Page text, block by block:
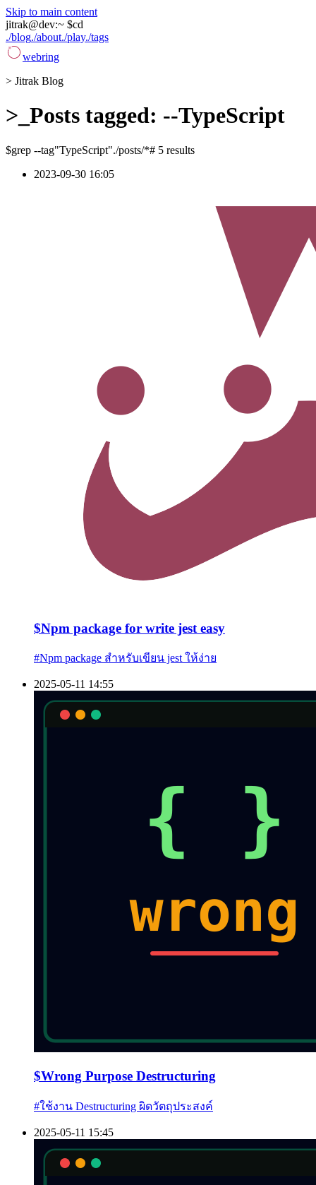
Skip to main content
jitrak@dev:~ $cd
./blog./about./play./tags
webring
> Jitrak Blog
>_ Posts tagged: --TypeScript
$grep --tag"TypeScript"./posts/*# 5 results
2023-09-30 16:05
$Npm package for write jest easy
#Npm package สำหรับเขียน jest ให้ง่าย
2025-05-11 14:55
$Wrong Purpose Destructuring
#ใช้งาน Destructuring ผิดวัตถุประสงค์
2025-05-11 15:45